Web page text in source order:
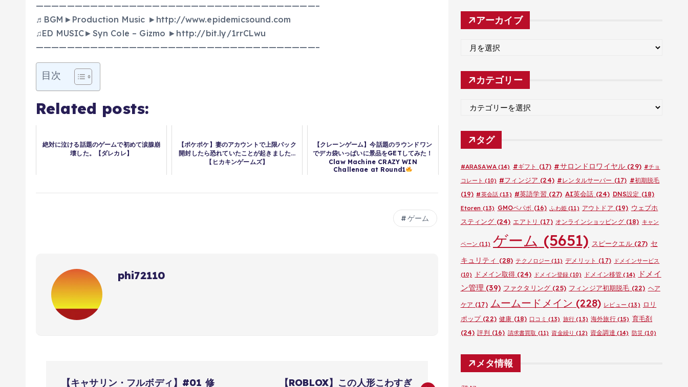
————————————————————————————————————–
♬BGM►Production Music ►http://www.epidemicsound.com
♫ED MUSIC►Syn Cole – Gizmo ►http://bit.ly/1rrCLwu
————————————————————————————————————–
目次
Related posts:
絶対に泣ける話題のゲームで初めて涙腺崩
壊した。【ダレカレ】
【ポケポケ】妻のアカウントで上限パック
開封したら恐れていたことが起きました…
【ヒカキンゲームズ】
【クレーンゲーム】今話題のラウンドワン
でデカ袋いっぱいに景品をGETしてみた！
Claw Machine CRAZY WIN
Challenge at Round1
ゲーム
phi72110
【キャサリン・フルボディ】#01 修
【ROBLOX】この人形こわすぎ
アーカイブ
カ
イ
カテゴリー
ゴ
リ
タグ
#ARASAWA(14) #ギフト (17) #サロンドロワイヤル (29) #チョ
コレート (10) #フィンジア (24) #レンタルサーバー (17) #初期脱毛
(19) #英会話 (13) #英語学習 (27) AI英会話 (24) DNS設定 (18)
Etoren (13) GMOペパボ (16) ふわ姫(11) アウトドア (19) ウェブホ
スティング (24) エアトリ (17) オンラインショッピング(18) キャン
ペーン (11) ゲーム (5651) スピークエル(27) セ
キュリティ (28) テクノロジー (11) デメリット (17)
ドメインサービス
(10)
ドメイン取得 (24) ドメイン登録 (10) ドメイン移管 (14)
ドメイ
ン管理 (39) ファクタリング (25) フィンジア初期脱毛 (22) ヘア
ケア (17) ムームードメイン (228) レビュー (13) ロリ
ポップ(22) 健康 (18) 口コミ (13) 旅行 (13) 海外旅行(15) 育毛剤
(24) 評判 (16) 請求書買取 (11) 資金繰り (12) 資金調達 (14) 防災 (10)
メタ情報